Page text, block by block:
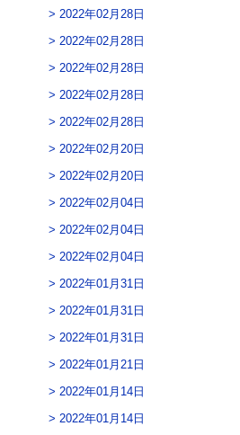
2022年02月28日
2022年02月28日
2022年02月28日
2022年02月28日
2022年02月28日
2022年02月20日
2022年02月20日
2022年02月04日
2022年02月04日
2022年02月04日
2022年01月31日
2022年01月31日
2022年01月31日
2022年01月21日
2022年01月14日
2022年01月14日